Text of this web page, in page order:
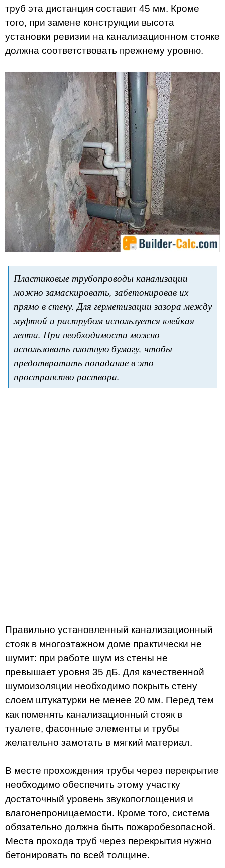
труб эта дистанция составит 45 мм. Кроме
того, при замене конструкции высота
установки ревизии на канализационном стояке
должна соответствовать прежнему уровню.
Пластиковые трубопроводы канализации
можно замаскировать, забетонировав их
прямо в стену. Для герметизации зазора между
муфтой и раструбом используется клейкая
лента. При необходимости можно
использовать плотную бумагу, чтобы
предотвратить попадание в это
пространство раствора.
Правильно установленный канализационный
стояк в многоэтажном доме практически не
шумит: при работе шум из стены не
превышает уровня 35 дБ. Для качественной
шумоизоляции необходимо покрыть стену
слоем штукатурки не менее 20 мм. Перед тем
как поменять канализационный стояк в
туалете, фасонные элементы и трубы
желательно замотать в мягкий материал.
В месте прохождения трубы через перекрытие
необходимо обеспечить этому участку
достаточный уровень звукопоглощения и
влагонепроницаемости. Кроме того, система
обязательно должна быть пожаробезопасной.
Места прохода труб через перекрытия нужно
бетонировать по всей толщине.